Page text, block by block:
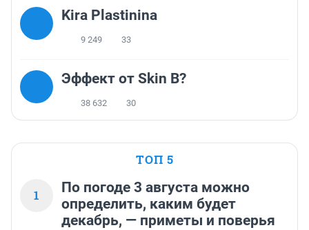
Kira Plastinina
9 249 33
Эффект от Skin B?
38 632 30
ТОП 5
1
По погоде 3 августа можно
определить, каким будет
декабрь, — приметы и поверья